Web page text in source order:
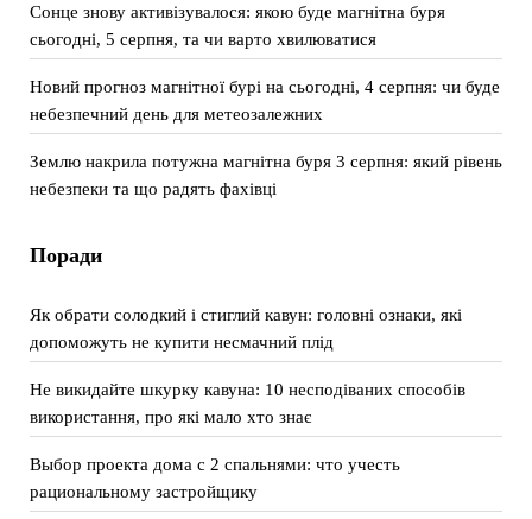
Сонце знову активізувалося: якою буде магнітна буря
сьогодні, 5 серпня, та чи варто хвилюватися
Новий прогноз магнітної бурі на сьогодні, 4 серпня: чи буде
небезпечний день для метеозалежних
Землю накрила потужна магнітна буря 3 серпня: який рівень
небезпеки та що радять фахівці
Поради
Як обрати солодкий і стиглий кавун: головні ознаки, які
допоможуть не купити несмачний плід
Не викидайте шкурку кавуна: 10 несподіваних способів
використання, про які мало хто знає
Выбор проекта дома с 2 спальнями: что учесть
рациональному застройщику